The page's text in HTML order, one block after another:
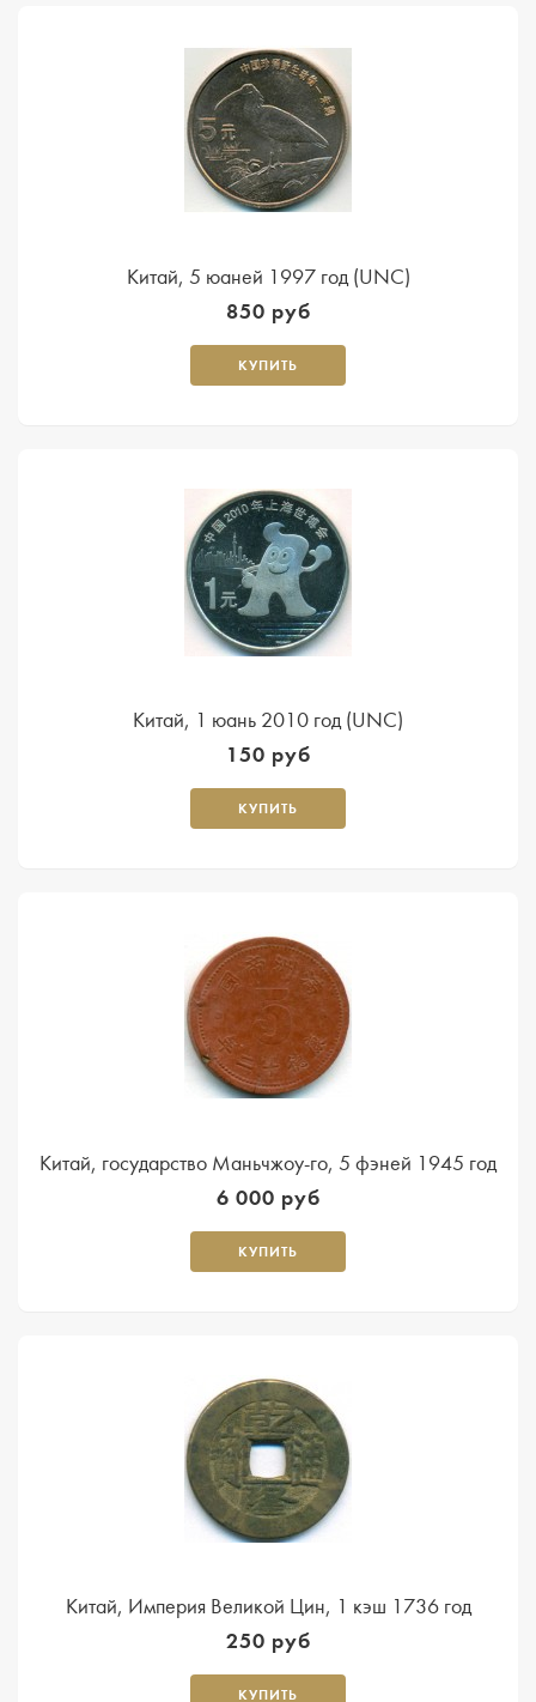
Китай, 5 юаней 1997 год (UNC)
850 руб
КУПИТЬ
Китай, 1 юань 2010 год (UNC)
150 руб
КУПИТЬ
Kитай, государство Маньчжоу-го, 5 фэней 1945 год
6 000 руб
КУПИТЬ
Китай, Империя Великой Цин, 1 кэш 1736 год
250 руб
КУПИТЬ